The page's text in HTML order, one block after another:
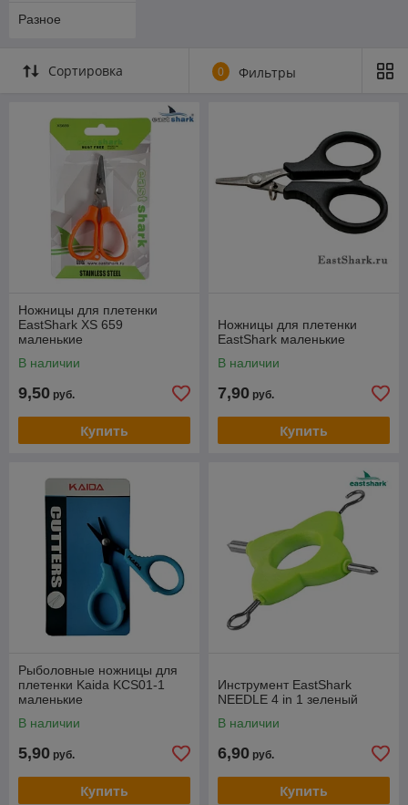
Разное
Сортировка 0 Фильтры
Ножницы для плетенки
EastShark XS 659
маленькие
В наличии
9,50 руб.
Купить
Ножницы для плетенки
EastShark маленькие
В наличии
7,90 руб.
Купить
Рыболовные ножницы для
плетенки Kaida KCS01-1
маленькие
В наличии
5,90 руб.
Купить
Инструмент EastShark
NEEDLE 4 in 1 зеленый
В наличии
6,90 руб.
Купить